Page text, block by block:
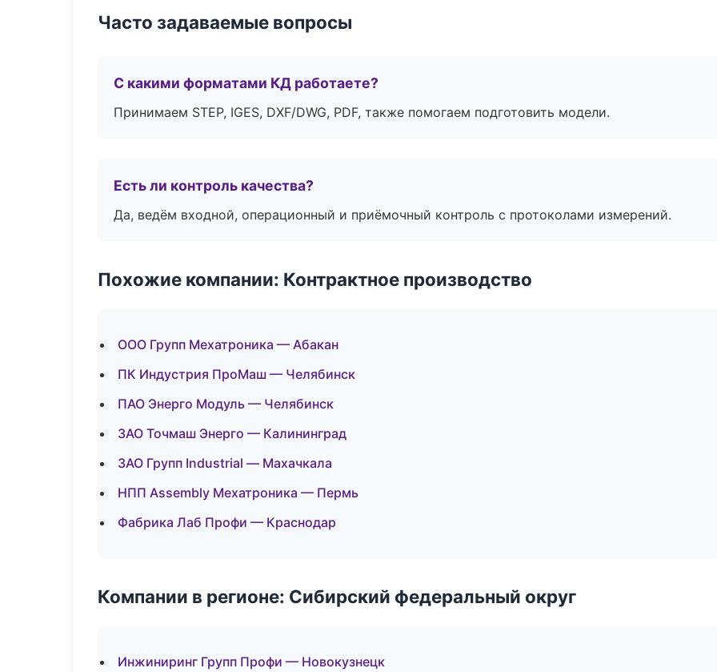
Часто задаваемые вопросы
С какими форматами КД работаете?
Принимаем STEP, IGES, DXF/DWG, PDF, также помогаем подготовить модели.
Есть ли контроль качества?
Да, ведём входной, операционный и приёмочный контроль с протоколами измерений.
Похожие компании: Контрактное производство
ООО Групп Мехатроника — Абакан
ПК Индустрия ПроМаш — Челябинск
ПАО Энерго Модуль — Челябинск
ЗАО Точмаш Энерго — Калининград
ЗАО Групп Industrial — Махачкала
НПП Assembly Мехатроника — Пермь
Фабрика Лаб Профи — Краснодар
Компании в регионе: Сибирский федеральный округ
Инжиниринг Групп Профи — Новокузнецк